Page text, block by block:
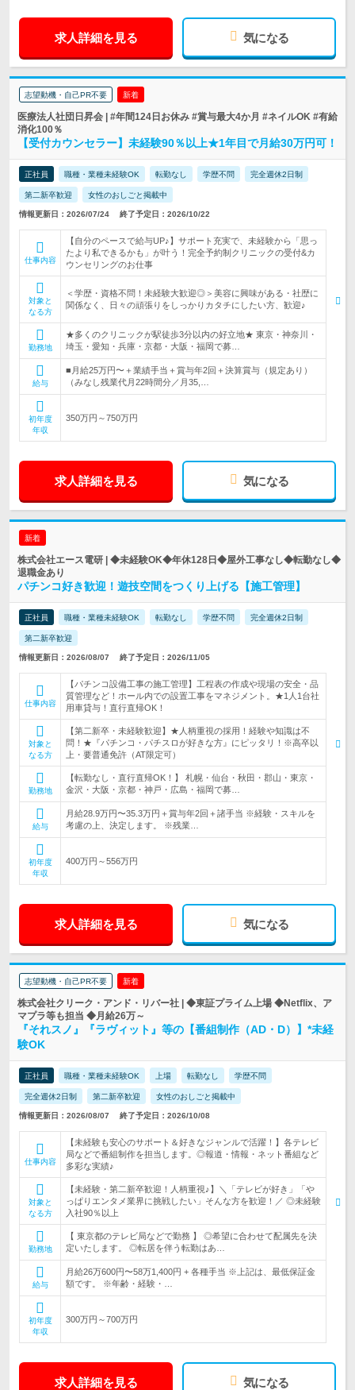
求人詳細を見る 気になる
志望動機・自己PR不要 新着
医療法人社団日昇会 | #年間124日お休み #賞与最大4か月 #ネイルOK #有給
消化100％
【受付カウンセラー】未経験90％以上★1年目で月給30万円可！
正社員 職種・業種未経験OK 転勤なし 学歴不問 完全週休2日制
第二新卒歓迎 女性のおしごと掲載中
情報更新日：2026/07/24 終了予定日：2026/10/22
仕事内容
【自分のペースで給与UP♪】サポート充実で、未経験から「思っ
たより私できるかも」が叶う！完全予約制クリニックの受付&カ
ウンセリングのお仕事
対象と
なる方
＜学歴・資格不問！未経験大歓迎◎＞美容に興味がある・社歴に
関係なく、日々の頑張りをしっかりカタチにしたい方、歓迎♪
勤務地
★多くのクリニックが駅徒歩3分以内の好立地★ 東京・神奈川・
埼玉・愛知・兵庫・京都・大阪・福岡で募…
給与
■月給25万円〜＋業績手当＋賞与年2回＋決算賞与（規定あり）
（みなし残業代月22時間分／月35,…
初年度
年収
350万円～750万円
求人詳細を見る 気になる
新着
株式会社エース電研 | ◆未経験OK◆年休128日◆屋外工事なし◆転勤なし◆
退職金あり
パチンコ好き歓迎！遊技空間をつくり上げる【施工管理】
正社員 職種・業種未経験OK 転勤なし 学歴不問 完全週休2日制
第二新卒歓迎
情報更新日：2026/08/07 終了予定日：2026/11/05
仕事内容
【パチンコ設備工事の施工管理】工程表の作成や現場の安全・品
質管理など！ホール内での設置工事をマネジメント。★1人1台社
用車貸与！直行直帰OK！
対象と
なる方
【第二新卒・未経験歓迎】★人柄重視の採用！経験や知識は不
問！★『パチンコ・パチスロが好きな方』にピッタリ！※高卒以
上・要普通免許（AT限定可）
勤務地
【転勤なし・直行直帰OK！】 札幌・仙台・秋田・郡山・東京・
金沢・大阪・京都・神戸・広島・福岡で募…
給与
月給28.9万円〜35.3万円＋賞与年2回＋諸手当 ※経験・スキルを
考慮の上、決定します。 ※残業…
初年度
年収
400万円～556万円
求人詳細を見る 気になる
志望動機・自己PR不要 新着
株式会社クリーク・アンド・リバー社 | ◆東証プライム上場 ◆Netflix、ア
マプラ等も担当 ◆月給26万～
『それスノ』『ラヴィット』等の【番組制作（AD・D）】*未経
験OK
正社員 職種・業種未経験OK 上場 転勤なし 学歴不問
完全週休2日制 第二新卒歓迎 女性のおしごと掲載中
情報更新日：2026/08/07 終了予定日：2026/10/08
仕事内容
【未経験も安心のサポート＆好きなジャンルで活躍！】各テレビ
局などで番組制作を担当します。◎報道・情報・ネット番組など
多彩な実績♪
対象と
なる方
【未経験・第二新卒歓迎！人柄重視♪】＼「テレビが好き」「や
っぱりエンタメ業界に挑戦したい」そんな方を歓迎！／ ◎未経験
入社90％以上
勤務地
【 東京都のテレビ局などで勤務 】 ◎希望に合わせて配属先を決
定いたします。 ◎転居を伴う転勤はあ…
給与
月給26万600円〜58万1,400円 + 各種手当 ※上記は、最低保証金
額です。 ※年齢・経験・…
初年度
年収
300万円～700万円
求人詳細を見る 気になる